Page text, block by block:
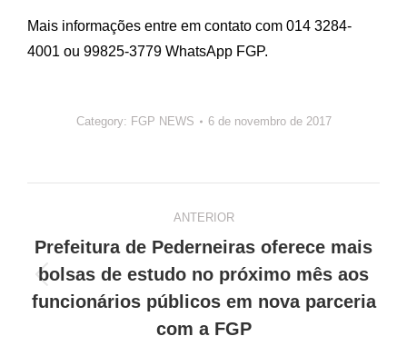
Mais informações entre em contato com 014 3284-
4001 ou 99825-3779 WhatsApp FGP.
Category: FGP NEWS 6 de novembro de 2017
de
post:
ANTERIOR
Post
anterior:
Prefeitura de Pederneiras oferece mais
bolsas de estudo no próximo mês aos
funcionários públicos em nova parceria
com a FGP